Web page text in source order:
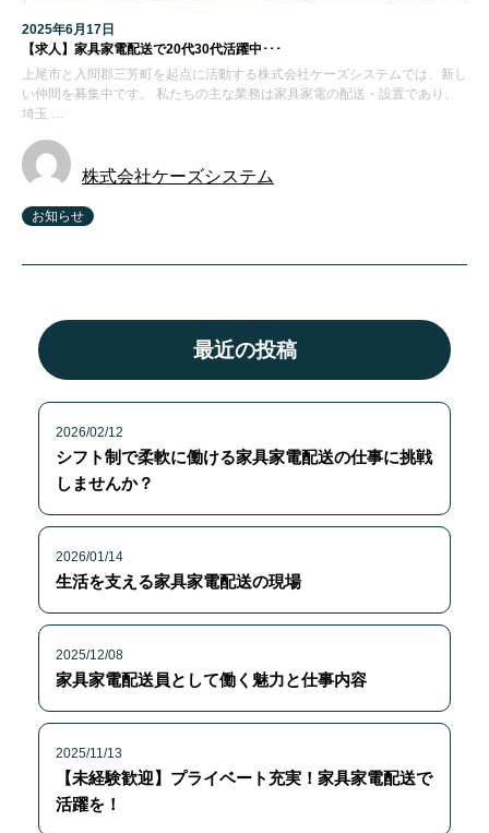
2025年6月17日
【求人】家具家電配送で20代30代活躍中･･･
上尾市と入間郡三芳町を起点に活動する株式会社ケーズシステムでは、新し
い仲間を募集中です。 私たちの主な業務は家具家電の配送・設置であり、
埼玉 …
株式会社ケーズシステム
お知らせ
最近の投稿
2026/02/12
シフト制で柔軟に働ける家具家電配送の仕事に挑戦
しませんか？
2026/01/14
生活を支える家具家電配送の現場
2025/12/08
家具家電配送員として働く魅力と仕事内容
2025/11/13
【未経験歓迎】プライベート充実！家具家電配送で
活躍を！